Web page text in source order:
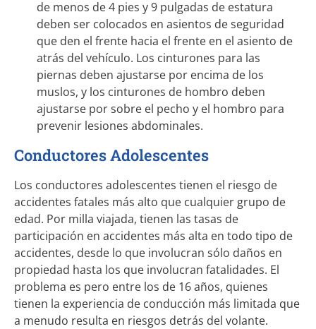
de menos de 4 pies y 9 pulgadas de estatura
deben ser colocados en asientos de seguridad
que den el frente hacia el frente en el asiento de
atrás del vehículo. Los cinturones para las
piernas deben ajustarse por encima de los
muslos, y los cinturones de hombro deben
ajustarse por sobre el pecho y el hombro para
prevenir lesiones abdominales.
Conductores Adolescentes
Los conductores adolescentes tienen el riesgo de
accidentes fatales más alto que cualquier grupo de
edad. Por milla viajada, tienen las tasas de
participación en accidentes más alta en todo tipo de
accidentes, desde lo que involucran sólo daños en
propiedad hasta los que involucran fatalidades. El
problema es pero entre los de 16 años, quienes
tienen la experiencia de conducción más limitada que
a menudo resulta en riesgos detrás del volante.